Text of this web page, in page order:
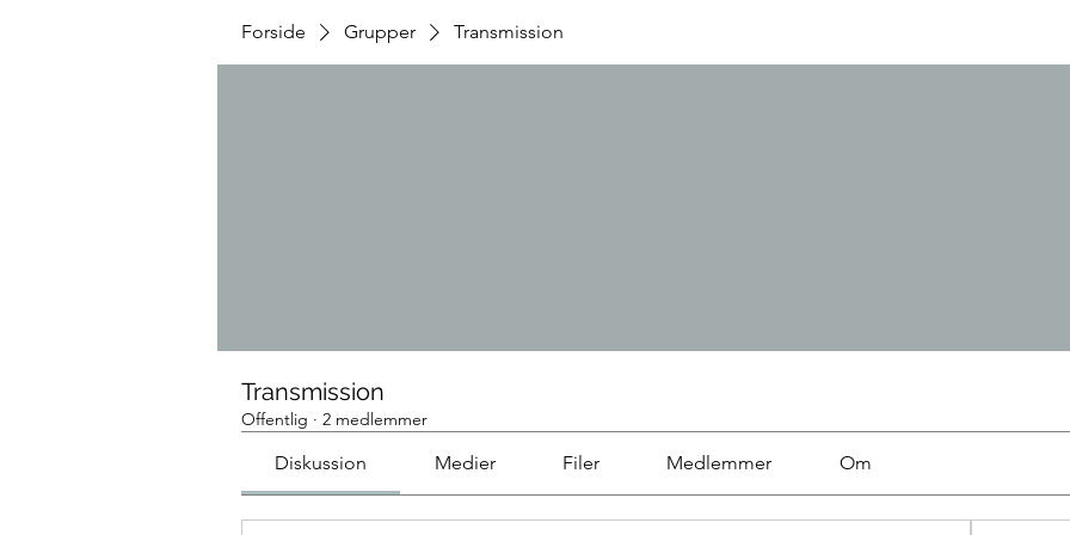
Forside Grupper Transmission
Transmission
Offentlig · 2 medlemmer
Diskussion Medier Filer Medlemmer Om